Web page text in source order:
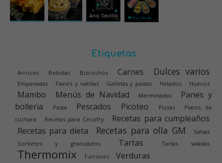
Etiquetas
Arroces Bebidas Bizcochos Carnes Dulces varios
Empanadas Flanes y natillas Galletas y pastas Helados Huevos
Mambo Menús de Navidad Mermeladas
Panes y
bolleria
Pasta Pescados Picoteo Pizzas
Platos de
cuchara
Recetas para Cecofry
Recetas para cumpleaños
Recetas para dieta
Recetas para olla GM
Salsas
Sorbetes y granizados
Tartas Tartas saladas
Thermomix Turrones Verduras